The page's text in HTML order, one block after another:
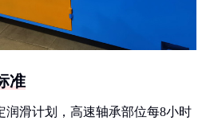
准
润滑计划，高速轴承部位每8小时